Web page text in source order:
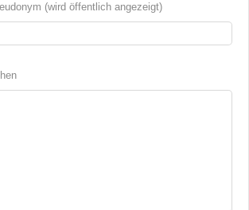
(wird öffentlich angezeigt)